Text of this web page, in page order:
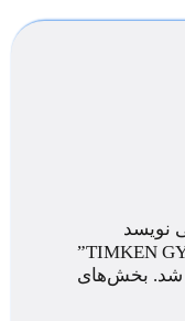
نویسد
شد. بخش‌های